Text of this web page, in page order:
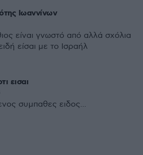
Ιωαννίνων
είναι γνωστό από αλλά σχόλια
είσαι με το Ισραήλ
εισαι
συμπαθες ειδος...